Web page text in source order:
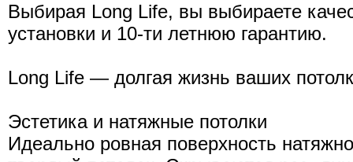
Выбирая Long Life, вы выбираете
установки и 10-ти летнюю гарантию.
Long Life — долгая жизнь ваших
Эстетика и натяжные потолки
Идеально ровная поверхность